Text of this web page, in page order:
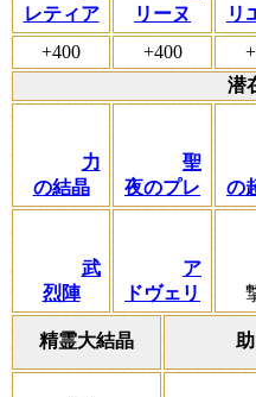
レティア
リーヌ
リ
+400
+400
潜
力
の結晶
聖
夜のプレ
の
武
烈陣
ア
ドヴェリ
精霊大結晶